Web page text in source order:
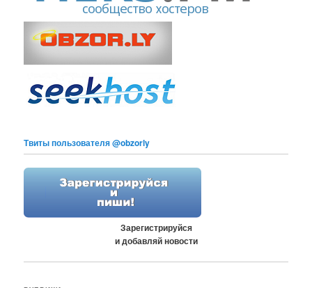
Твиты пользователя @obzorly
Зарегистрируйся
и добавляй новости